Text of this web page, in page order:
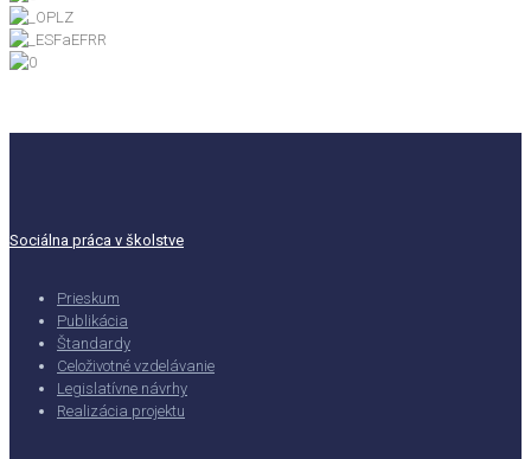
Sociálna práca v školstve
Prieskum
Publikácia
Štandardy
Celoživotné vzdelávanie
Legislatívne návrhy
Realizácia projektu